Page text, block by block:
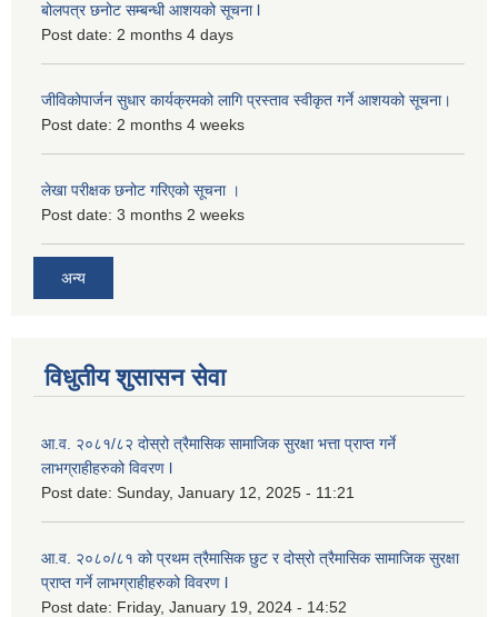
बोलपत्र छनोट सम्बन्धी आशयको सूचना l
Post date: 2 months 4 days
जीविकोपार्जन सुधार कार्यक्रमको लागि प्रस्ताव स्वीकृत गर्ने आशयको सूचना।
Post date: 2 months 4 weeks
लेखा परीक्षक छनोट गरिएको सूचना ।
Post date: 3 months 2 weeks
अन्य
विधुतीय शुसासन सेवा
आ.व. २०८१/८२ दोस्रो त्रैमासिक सामाजिक सुरक्षा भत्ता प्राप्त गर्ने
लाभग्राहीहरुको विवरण l
Post date: Sunday, January 12, 2025 - 11:21
आ.व. २०८०/८१ को प्रथम त्रैमासिक छुट र दोस्रो त्रैमासिक सामाजिक सुरक्षा
प्राप्त गर्ने लाभग्राहीहरुको विवरण l
Post date: Friday, January 19, 2024 - 14:52